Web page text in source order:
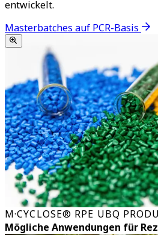
entwickelt.
Masterbatches auf PCR-Basis
M·CYCLOSE® RPE UBQ
Mögliche Anwendungen für